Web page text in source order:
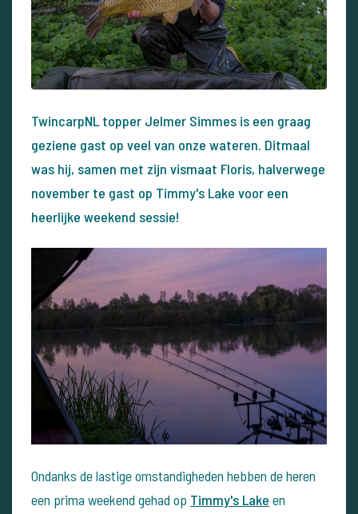
TwincarpNL topper Jelmer Simmes is een graag
geziene gast op veel van onze wateren. Ditmaal
was hij, samen met zijn vismaat Floris, halverwege
november te gast op Timmy's Lake voor een
heerlijke weekend sessie!
Ondanks de lastige omstandigheden hebben de heren
een prima weekend gehad op Timmy's Lake en